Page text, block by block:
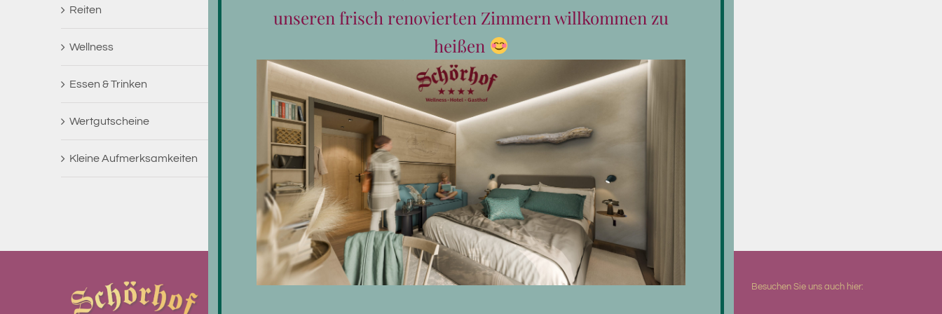
Reiten
Wellness
Essen & Trinken
Wertgutscheine
Kleine Aufmerksamkeiten
Besuchen Sie uns auch hier:
unseren frisch renovierten Zimmern willkommen zu
heißen